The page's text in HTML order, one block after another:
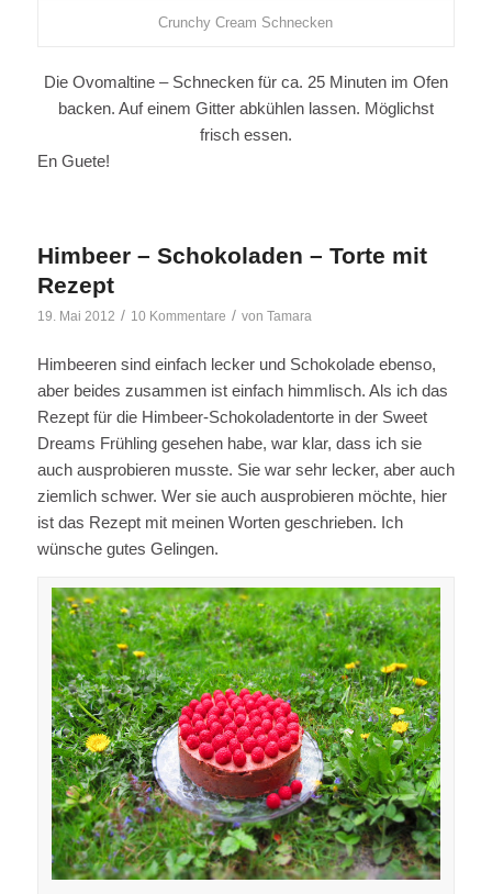
Crunchy Cream Schnecken
Die Ovomaltine – Schnecken für ca. 25 Minuten im Ofen
backen. Auf einem Gitter abkühlen lassen. Möglichst
frisch essen.
En Guete!
Himbeer – Schokoladen – Torte mit
Rezept
19. Mai 2012 / 10 Kommentare / von Tamara
Himbeeren sind einfach lecker und Schokolade ebenso,
aber beides zusammen ist einfach himmlisch. Als ich das
Rezept für die Himbeer-Schokoladentorte in der Sweet
Dreams Frühling gesehen habe, war klar, dass ich sie
auch ausprobieren musste. Sie war sehr lecker, aber auch
ziemlich schwer. Wer sie auch ausprobieren möchte, hier
ist das Rezept mit meinen Worten geschrieben. Ich
wünsche gutes Gelingen.